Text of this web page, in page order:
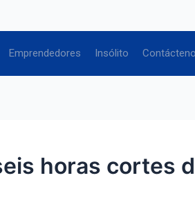
Emprendedores Insólito
horas cortes